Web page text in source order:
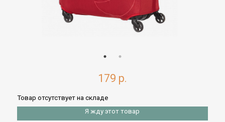
179 р.
Товар отсутствует на складе
Я жду этот товар